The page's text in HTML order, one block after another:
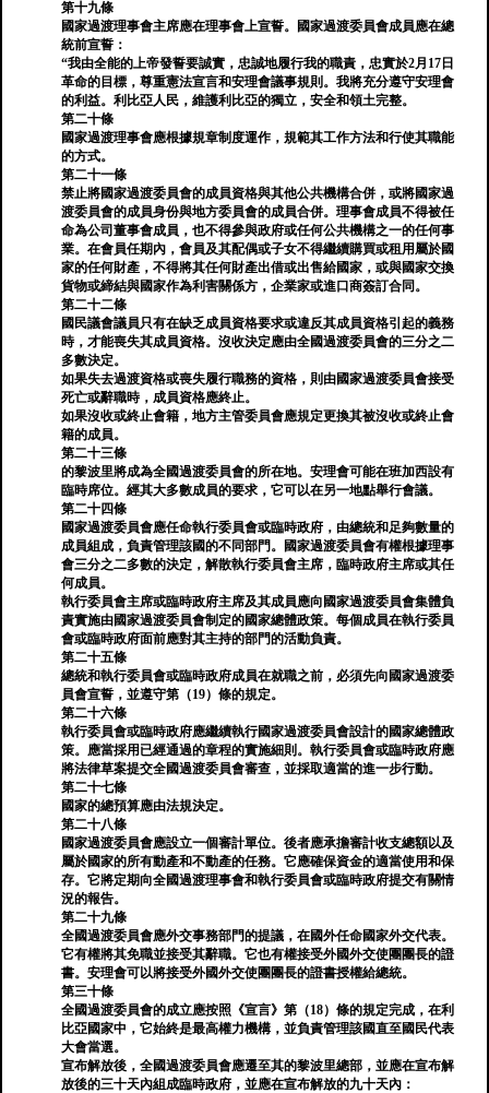
第十九條
國家過渡理事會主席應在理事會上宣誓。國家過渡委員會成員應在總
統前宣誓：
“我由全能的上帝發誓要誠實，忠誠地履行我的職責，忠實於2月17日
革命的目標，尊重憲法宣言和安理會議事規則。我將充分遵守安理會
的利益。利比亞人民，維護利比亞的獨立，安全和領土完整。
第二十條
國家過渡理事會應根據規章制度運作，規範其工作方法和行使其職能
的方式。
第二十一條
禁止將國家過渡委員會的成員資格與其他公共機構合併，或將國家過
渡委員會的成員身份與地方委員會的成員合併。理事會成員不得被任
命為公司董事會成員，也不得參與政府或任何公共機構之一的任何事
業。在會員任期內，會員及其配偶或子女不得繼續購買或租用屬於國
家的任何財產，不得將其任何財產出借或出售給國家，或與國家交換
貨物或締結與國家作為利害關係方，企業家或進口商簽訂合同。
第二十二條
國民議會議員只有在缺乏成員資格要求或違反其成員資格引起的義務
時，才能喪失其成員資格。沒收決定應由全國過渡委員會的三分之二
多數決定。
如果失去過渡資格或喪失履行職務的資格，則由國家過渡委員會接受
死亡或辭職時，成員資格應終止。
如果沒收或終止會籍，地方主管委員會應規定更換其被沒收或終止會
籍的成員。
第二十三條
的黎波里將成為全國過渡委員會的所在地。安理會可能在班加西設有
臨時席位。經其大多數成員的要求，它可以在另一地點舉行會議。
第二十四條
國家過渡委員會應任命執行委員會或臨時政府，由總統和足夠數量的
成員組成，負責管理該國的不同部門。國家過渡委員會有權根據理事
會三分之二多數的決定，解散執行委員會主席，臨時政府主席或其任
何成員。
執行委員會主席或臨時政府主席及其成員應向國家過渡委員會集體負
責實施由國家過渡委員會制定的國家總體政策。每個成員在執行委員
會或臨時政府面前應對其主持的部門的活動負責。
第二十五條
總統和執行委員會或臨時政府成員在就職之前，必須先向國家過渡委
員會宣誓，並遵守第（19）條的規定。
第二十六條
執行委員會或臨時政府應繼續執行國家過渡委員會設計的國家總體政
策。應當採用已經通過的章程的實施細則。執行委員會或臨時政府應
將法律草案提交全國過渡委員會審查，並採取適當的進一步行動。
第二十七條
國家的總預算應由法規決定。
第二十八條
國家過渡委員會應設立一個審計單位。後者應承擔審計收支總額以及
屬於國家的所有動產和不動產的任務。它應確保資金的適當使用和保
存。它將定期向全國過渡理事會和執行委員會或臨時政府提交有關情
況的報告。
第二十九條
全國過渡委員會應外交事務部門的提議，在國外任命國家外交代表。
它有權將其免職並接受其辭職。它也有權接受外國外交使團團長的證
書。安理會可以將接受外國外交使團團長的證書授權給總統。
第三十條
全國過渡委員會的成立應按照《宣言》第（18）條的規定完成，在利
比亞國家中，它始終是最高權力機構，並負責管理該國直至國民代表
大會當選。
宣布解放後，全國過渡委員會應遷至其的黎波里總部，並應在宣布解
放後的三十天內組成臨時政府，並應在宣布解放的九十天內：